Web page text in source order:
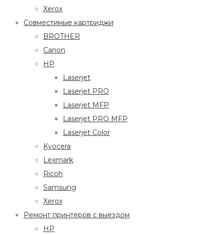
Xerox
Совместимые картриджи
BROTHER
Canon
HP
Laserjet
Laserjet PRO
Laserjet MFP
Laserjet PRO MFP
Laserjet Color
Kyocera
Lexmark
Ricoh
Samsung
Xerox
Ремонт принтеров с выездом
HP